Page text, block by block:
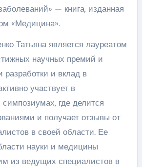
— книга, изданная
«Медицина».
Татьяна является лауреатом
научных премий и
разработки и вклад в
участвует в
где делится
и получает отзывы от
в своей области. Ее
науки и медицины
из ведущих специалистов в